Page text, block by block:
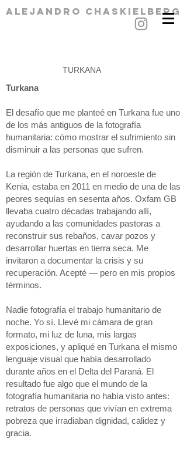
alejandro chaskielberg
TURKANA
Turkana
El desafío que me planteé en Turkana fue uno
de los más antiguos de la fotografía
humanitaria: cómo mostrar el sufrimiento sin
disminuir a las personas que sufren.
La región de Turkana, en el noroeste de
Kenia, estaba en 2011 en medio de una de las
peores sequías en sesenta años. Oxfam GB
llevaba cuatro décadas trabajando allí,
ayudando a las comunidades pastoras a
reconstruir sus rebaños, cavar pozos y
desarrollar huertas en tierra seca. Me
invitaron a documentar la crisis y su
recuperación. Acepté — pero en mis propios
términos.
Nadie fotografía el trabajo humanitario de
noche. Yo sí. Llevé mi cámara de gran
formato, mi luz de luna, mis largas
exposiciones, y apliqué en Turkana el mismo
lenguaje visual que había desarrollado
durante años en el Delta del Paraná. El
resultado fue algo que el mundo de la
fotografía humanitaria no había visto antes:
retratos de personas que vivían en extrema
pobreza que irradiaban dignidad, calidez y
gracia.